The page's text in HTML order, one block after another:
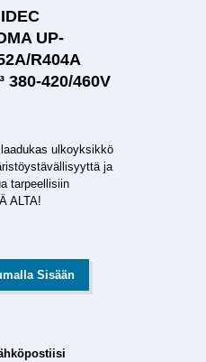
UP-
R404A
380-420/460V
ulkoyksikkö
ja
tarpeellisiin
ALTA!
Sisään